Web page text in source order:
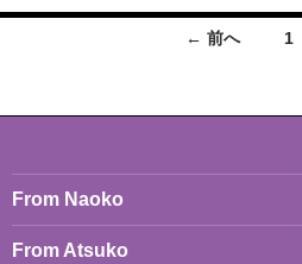
ナ
ゲ
ー
← 前へ 1
From Naoko
From Atsuko